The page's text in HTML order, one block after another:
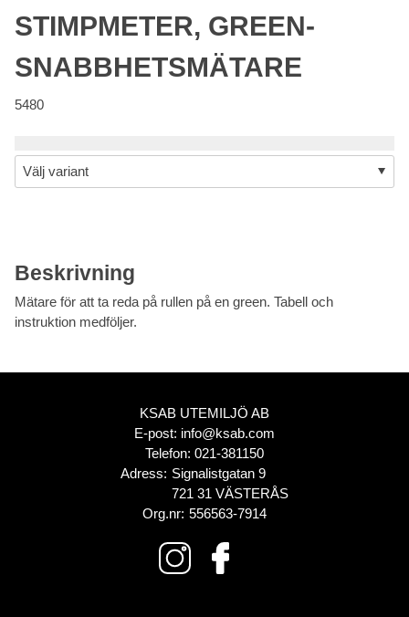
STIMPMETER, GREEN-
SNABBHETSMÄTARE
5480
Beskrivning
Mätare för att ta reda på rullen på en green. Tabell och
instruktion medföljer.
KSAB UTEMILJÖ AB
E-post: info@ksab.com
Telefon: 021-381150
Adress: Signalistgatan 9
721 31 VÄSTERÅS
Org.nr: 556563-7914